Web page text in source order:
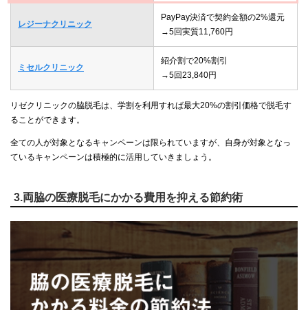
レジーナクリニック
PayPay決済で契約金額の2%還元
→5回実質11,760円
ミセルクリニック
紹介割で20%割引
→5回23,840円
リゼクリニックの脇脱毛は、学割を利用すれば最大20%の割引価格で脱毛す
ることができます。
全ての人が対象となるキャンペーンは限られていますが、自身が対象となっ
ているキャンペーンは積極的に活用していきましょう。
3.両脇の医療脱毛にかかる費用を抑える節約術